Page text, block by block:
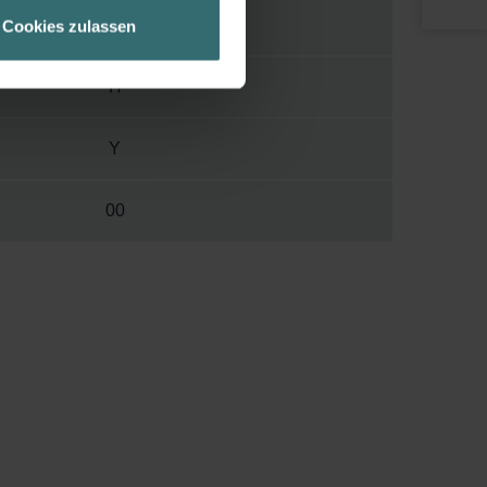
Informationen
über einen Link in der
Cookies zulassen
45 mm
H
Y
00